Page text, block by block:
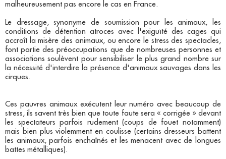
malheureusement pas encore le cas en France.
Le dressage, synonyme de soumission pour les animaux, les
conditions de détention atroces avec l'exiguïté des cages qui
accroît la misère des animaux, ou encore le stress des spectacles,
font partie des préoccupations que de nombreuses personnes et
associations soulèvent pour sensibiliser le plus grand nombre sur
la nécessité d'interdire la présence d'animaux sauvages dans les
cirques.
Ces pauvres animaux exécutent leur numéro avec beaucoup de
stress, ils savent très bien que toute faute sera « corrigée » devant
les spectateurs parfois rudement (coups de fouet notamment)
mais bien plus violemment en coulisse (certains dresseurs battent
les animaux, parfois enchaînés et les menacent avec de longues
battes métalliques).